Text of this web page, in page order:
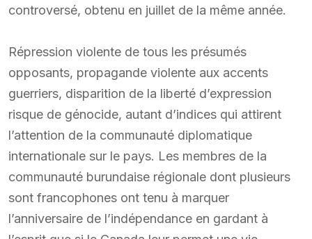
controversé, obtenu en juillet de la même année.
Répression violente de tous les présumés
opposants, propagande violente aux accents
guerriers, disparition de la liberté d’expression
risque de génocide, autant d’indices qui attirent
l’attention de la communauté diplomatique
internationale sur le pays. Les membres de la
communauté burundaise régionale dont plusieurs
sont francophones ont tenu à marquer
l’anniversaire de l’indépendance en gardant à